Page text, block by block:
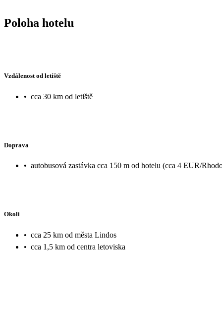
Poloha hotelu
Vzdálenost od letiště
• cca 30 km od letiště
Doprava
• autobusová zastávka cca 150 m od hotelu (cca 4 EUR/
Okolí
• cca 25 km od města Lindos
• cca 1,5 km od centra letoviska